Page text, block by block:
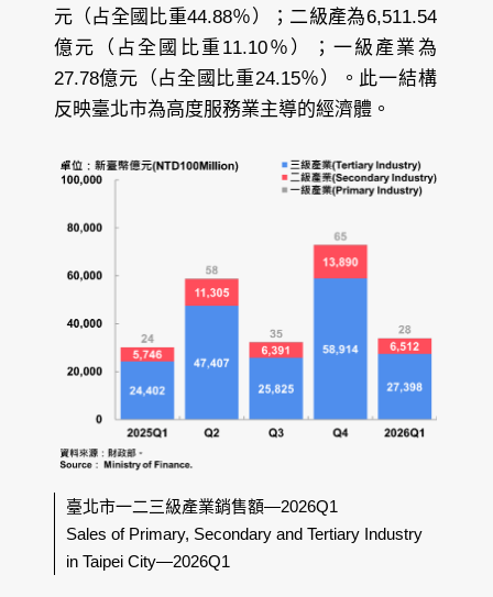
元（占全國比重44.88％）；二級產為6,511.54
億元（占全國比重11.10％）；一級產業為
27.78億元（占全國比重24.15％）。此一結構
反映臺北市為高度服務業主導的經濟體。
臺北市一二三級產業銷售額—2026Q1
Sales of Primary, Secondary and Tertiary Industry
in Taipei City—2026Q1